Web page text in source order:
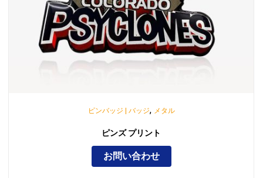
ピンバッジ | バッジ, メタル
ピンズ プリント
お問い合わせ